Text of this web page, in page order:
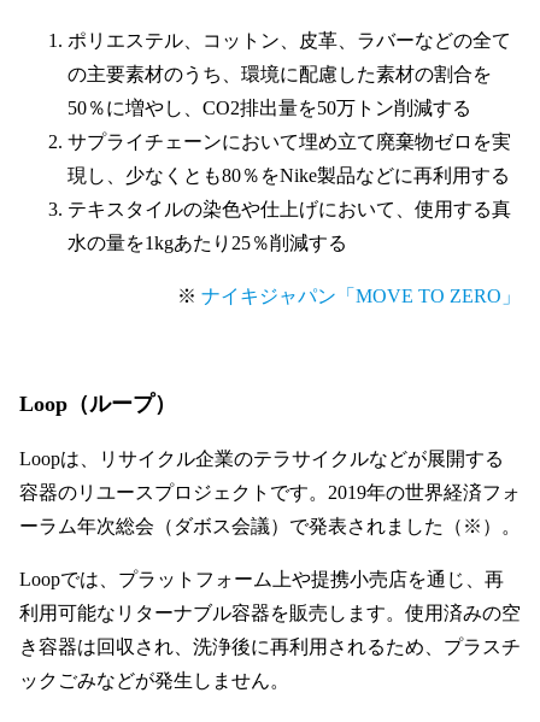
ポリエステル、コットン、皮革、ラバーなどの全て
の主要素材のうち、環境に配慮した素材の割合を
50％に増やし、CO2排出量を50万トン削減する
サプライチェーンにおいて埋め立て廃棄物ゼロを実
現し、少なくとも80％をNike製品などに再利用する
テキスタイルの染色や仕上げにおいて、使用する真
水の量を1kgあたり25％削減する
※ ナイキジャパン「MOVE TO ZERO」
Loop（ループ）
Loopは、リサイクル企業のテラサイクルなどが展開する
容器のリユースプロジェクトです。2019年の世界経済フォ
ーラム年次総会（ダボス会議）で発表されました（※）。
Loopでは、プラットフォーム上や提携小売店を通じ、再
利用可能なリターナブル容器を販売します。使用済みの空
き容器は回収され、洗浄後に再利用されるため、プラスチ
ックごみなどが発生しません。